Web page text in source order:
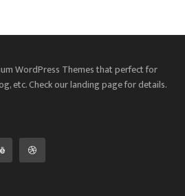
WordPress Themes that perfect for
etc. Check our landing page for details.